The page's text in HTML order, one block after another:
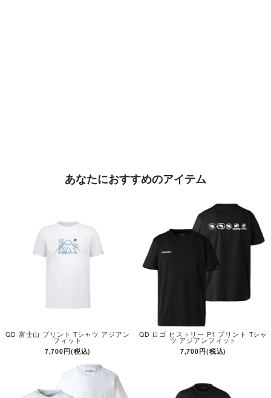
あなたにおすすめのアイテム
QD 富士山 プリント Tシャツ アジアン
フィット
7,700円(税込)
QD ロゴ ヒストリー P1 プリント Tシャ
ツ アジアンフィット
7,700円(税込)